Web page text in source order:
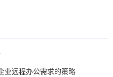
业远程办公需求的策略